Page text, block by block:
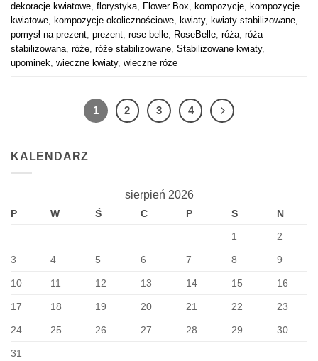
dekoracje kwiatowe, florystyka, Flower Box, kompozycje, kompozycje
kwiatowe, kompozycje okolicznościowe, kwiaty, kwiaty stabilizowane,
pomysł na prezent, prezent, rose belle, RoseBelle, róża, róża
stabilizowana, róże, róże stabilizowane, Stabilizowane kwiaty,
upominek, wieczne kwiaty, wieczne róże
1 2 3 4
KALENDARZ
sierpień 2026
P W Ś C P S
N
1
2
3 4 5 6 7 8 9
10 11 12 13 14 15 16
17 18 19 20 21 22 23
24 25 26 27 28 29 30
31